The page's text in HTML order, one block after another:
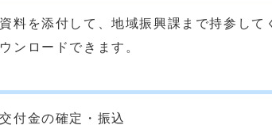
を添付して、地域振興課まで持参して
ンロードできます。
金の確定・振込